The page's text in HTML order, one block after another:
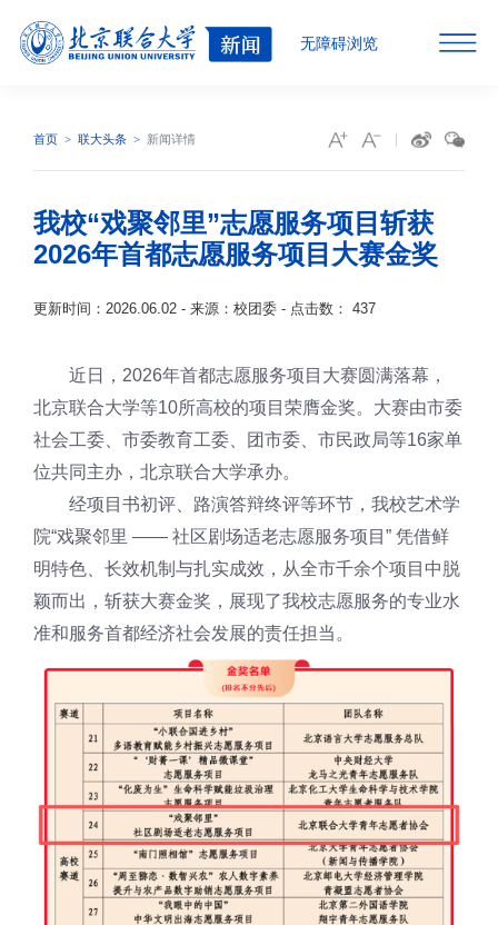
无障碍浏览
首页 联大头条 新闻详情
我校“戏聚邻里”志愿服务项目斩获
2026年首都志愿服务项目大赛金奖
更新时间：2026.06.02 - 来源：校团委 - 点击数： 437
近日，2026年首都志愿服务项目大赛圆满落幕，
北京联合大学等10所高校的项目荣膺金奖。大赛由市委
社会工委、市委教育工委、团市委、市民政局等16家单
位共同主办，北京联合大学承办。
经项目书初评、路演答辩终评等环节，我校艺术学
院“戏聚邻里 —— 社区剧场适老志愿服务项目” 凭借鲜
明特色、长效机制与扎实成效，从全市千余个项目中脱
颖而出，斩获大赛金奖，展现了我校志愿服务的专业水
准和服务首都经济社会发展的责任担当。